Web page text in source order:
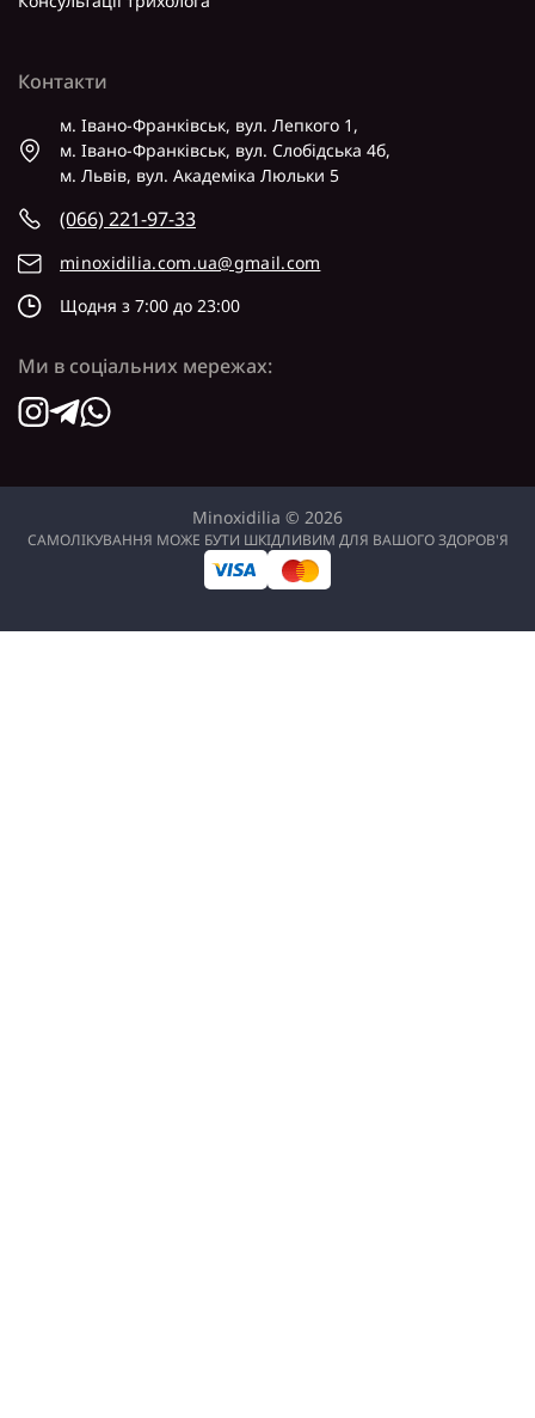
Контакти
м. Івано-Франківськ, вул. Лепкого 1,
м. Івано-Франківськ, вул. Слобідська 4б,
м. Львів, вул. Академіка Люльки 5
(066) 221-97-33
minoxidilia.com.ua@gmail.com
Щодня з 7:00 до 23:00
Ми в соціальних мережах:
Minoxidilia © 2026
САМОЛІКУВАННЯ МОЖЕ БУТИ ШКІДЛИВИМ ДЛЯ ВАШОГО ЗДОРОВ'Я